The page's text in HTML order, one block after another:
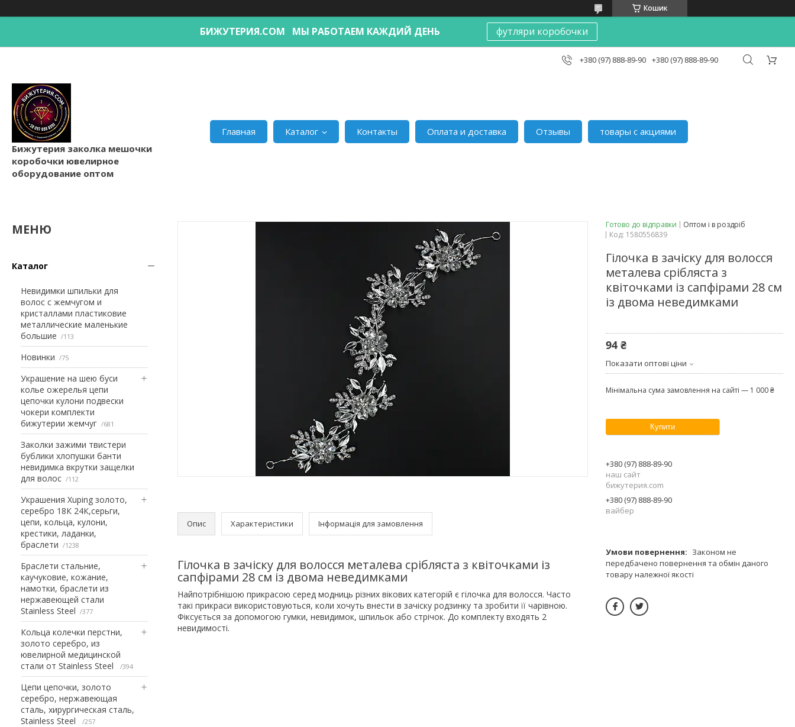
Кошик
БИЖУТЕРИЯ.COM МЫ РАБОТАЕМ КАЖДИЙ ДЕНЬ футляри коробочки
+380 (97) 888-89-90 +380 (97) 888-89-90
Бижутерия заколка мешочки
коробочки ювелирное
оборудование оптом
Главная Каталог Контакты Оплата и доставка Отзывы товары с акциями
Каталог
Невидимки шпильки для
волос с жемчугом и
кристаллами пластиковие
металлические маленькие
большие
113
Новинки 75
Украшение на шею буси
колье ожерелья цепи
цепочки кулони подвески
чокери комплекти
бижутерии жемчуг
681
Заколки зажими твистери
бублики хлопушки банти
невидимка вкрутки защелки
для волос
112
Украшения Xuping золото,
серебро 18К 24К,серьги,
цепи, кольца, кулони,
крестики, ладанки,
браслети
1238
Браслети стальние,
каучуковие, кожание,
намотки, браслети из
нержавеющей стали
Stainless Steel
377
Кольца колечки перстни,
золото серебро, из
ювелирной медицинской
стали от Stainless Steel
394
Цепи цепочки, золото
серебро, нержавеющая
сталь, хирургическая сталь,
Stainless Steel
257
Опис Характеристики Інформація для замовлення
Гілочка в зачіску для волосся металева срібляста з квіточками із
сапфірами 28 см із двома неведимками
Найпотрібнішою прикрасою серед модниць різних вікових категорій є гілочка для волосся. Часто
такі прикраси використовуються, коли хочуть внести в зачіску родзинку та зробити її чарівною.
Фіксується за допомогою гумки, невидимок, шпильок або стрічок. До комплекту входять 2
невидимості.
Готово до відправки
Оптом і в роздріб
Код: 1580556839
Гілочка в зачіску для волосся
металева срібляста з
квіточками із сапфірами 28 см
із двома неведимками
94 ₴
Показати оптові ціни
Мінімальна сума замовлення на сайті — 1 000 ₴
Купити
+380 (97) 888-89-90
наш сайт
бижутерия.com
+380 (97) 888-89-90
вайбер
Законом не
передбачено повернення та обмін даного
товару належної якості